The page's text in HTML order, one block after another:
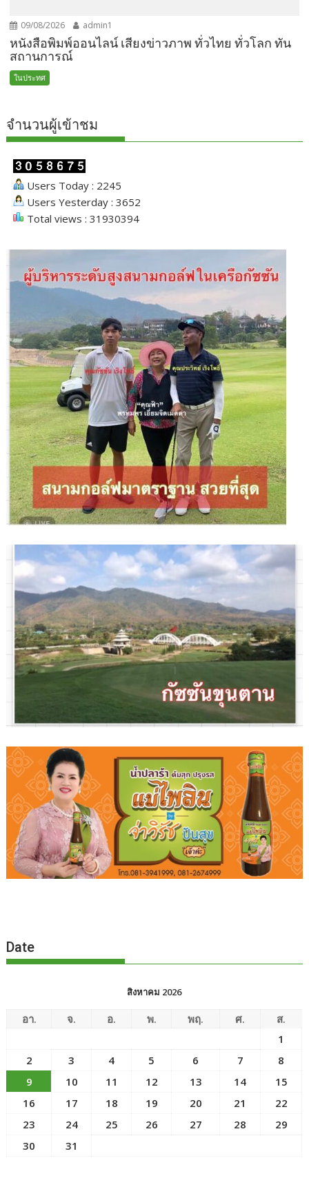
09/08/2026 admin1
หนังสือพิมพ์ออนไลน์ เสียงข่าวภาพ ทั่วไทย ทั่วโลก ทัน
สถานการณ์
ในประทศ
จำนวนผู้เข้าชม
Users Today : 2245
Users Yesterday : 3652
Total views : 31930394
Date
สิงหาคม 2026
อา. จ. อ. พ. พฤ. ศ.
ส.
1
2
3 4 5 6 7
8
9
10 11 12 13 14
15
16
17 18 19 20 21
22
23
24 25 26 27 28
29
30
31